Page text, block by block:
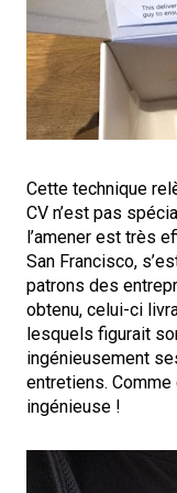
Cette technique
CV n’est pas
l’amener est très
San Francisco,
patrons des
obtenu, celui-ci
lesquels figurait
ingénieusement
entretiens.
ingénieuse !